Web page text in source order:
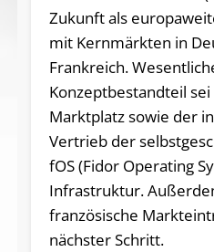
Zukunft als
mit Kernmärkten in
Frankreich.
Konzeptbestandteil
Marktplatz sowie der
Vertrieb der
fOS (Fidor Operating
Infrastruktur.
französische
nächster Schritt.